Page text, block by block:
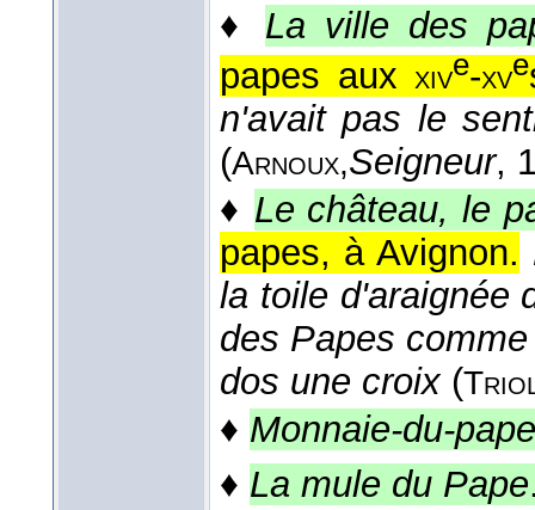
♦ La ville des
papes auxxive-xve
n'avait pas le
(Arnoux,Seigneur,
♦ Le château, le
papes, à Avignon.
la toile d'araignée
des Papes
dos une croix(
♦ Monnaie-du-pape
♦ La mule du Pape